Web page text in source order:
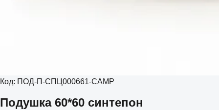
Код: ПОД-П-СПЦ000661-CAMP
Подушка 60*60 синтепон